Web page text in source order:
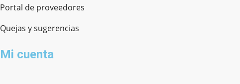
Portal de proveedores
Quejas y sugerencias
Mi cuenta